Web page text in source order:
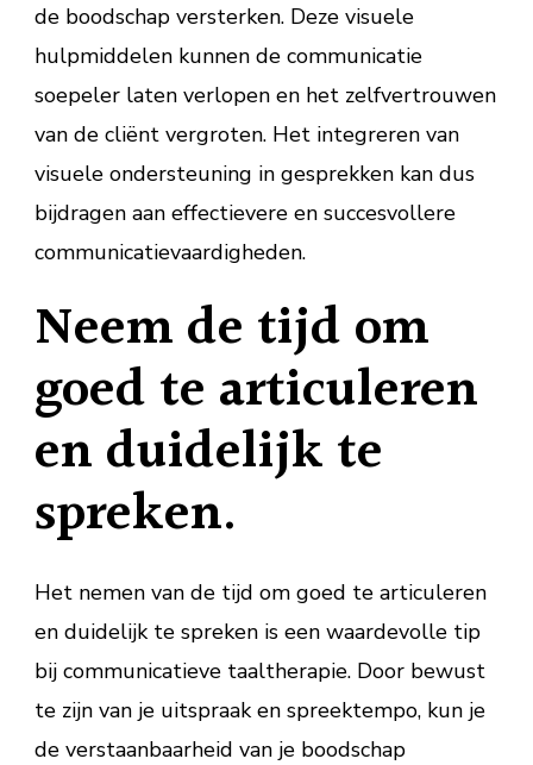
de boodschap versterken. Deze visuele
hulpmiddelen kunnen de communicatie
soepeler laten verlopen en het zelfvertrouwen
van de cliënt vergroten. Het integreren van
visuele ondersteuning in gesprekken kan dus
bijdragen aan effectievere en succesvollere
communicatievaardigheden.
Neem de tijd om
goed te articuleren
en duidelijk te
spreken.
Het nemen van de tijd om goed te articuleren
en duidelijk te spreken is een waardevolle tip
bij communicatieve taaltherapie. Door bewust
te zijn van je uitspraak en spreektempo, kun je
de verstaanbaarheid van je boodschap